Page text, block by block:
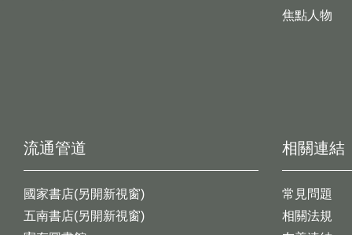
焦點人物
流通管道
國家書店(另開新視窗)
五南書店(另開新視窗)
相關連結
常見問題
相關法規